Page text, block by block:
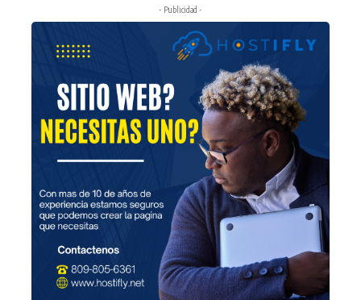
- Publicidad -